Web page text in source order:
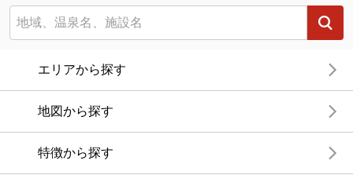
エリアから探す
地図から探す
特徴から探す